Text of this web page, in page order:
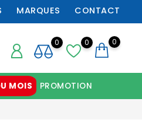
MARQUES CONTACT
0 0
0
MOIS PROMOTION